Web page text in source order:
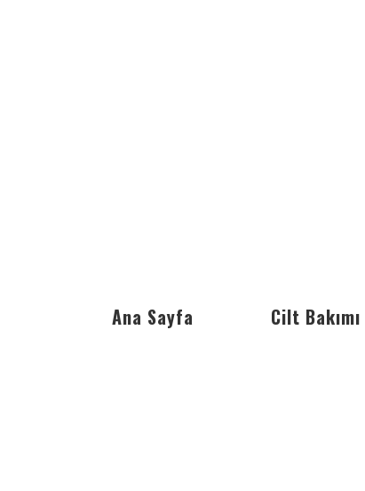
Ana Sayfa Cilt Bakımı